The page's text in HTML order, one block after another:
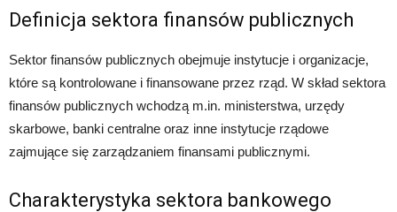
Definicja sektora finansów publicznych
Sektor finansów publicznych obejmuje instytucje i organizacje,
które są kontrolowane i finansowane przez rząd. W skład sektora
finansów publicznych wchodzą m.in. ministerstwa, urzędy
skarbowe, banki centralne oraz inne instytucje rządowe
zajmujące się zarządzaniem finansami publicznymi.
Charakterystyka sektora bankowego